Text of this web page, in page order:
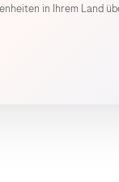
in Ihrem Land